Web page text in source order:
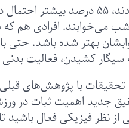
آن‌هایی که از قبل به طور منظم ورزش
که شش تا ۹ ساعت در شب
بهتر شده باشد. حتی
تحقیقات با پژوهش‌های
جدید اهمیت ثبات در
نظر فیزیکی فعال